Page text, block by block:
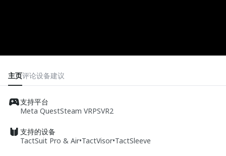
主页评论设备建议
支持平台
Meta QuestSteam VRPSVR2
支持的设备
TactSuit Pro & Air•TactVisor•TactSleeve